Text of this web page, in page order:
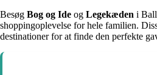
Besøg Bog og Ide og Legekæden i
shoppingoplevelse for hele familien.
destinationer for at finde den perfekte